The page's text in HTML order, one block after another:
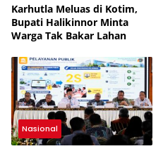
Karhutla Meluas di Kotim,
Bupati Halikinnor Minta
Warga Tak Bakar Lahan
Nasional